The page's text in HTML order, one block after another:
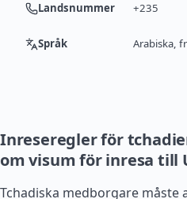
Landsnummer +235
Språk Arabiska,
Inreseregler för
om visum för inresa till
Tchadiska medborgare